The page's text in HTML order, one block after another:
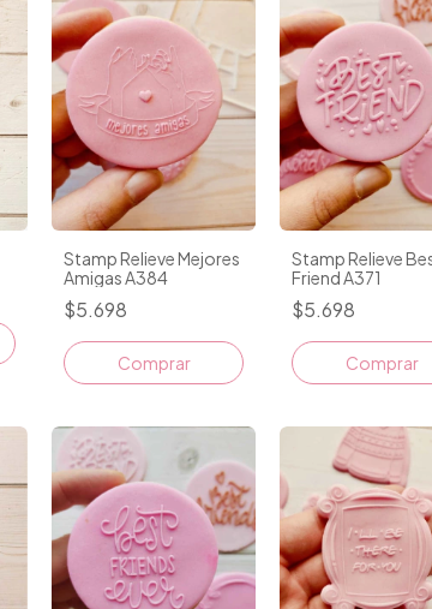
Stamp Relieve Mejores
Amigas A384
$5.698
Stamp Relieve
Friend A371
$5.698